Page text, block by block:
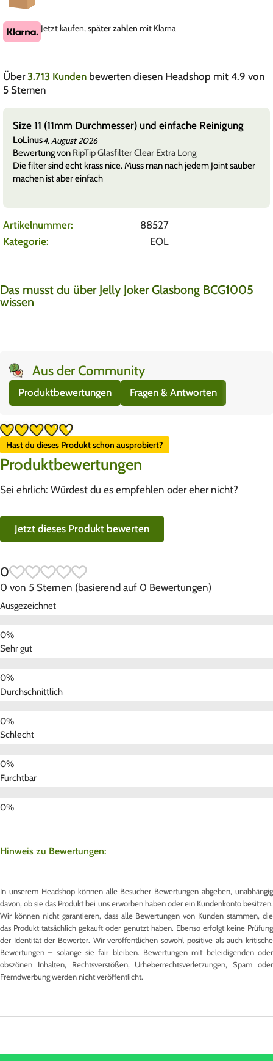
Jetzt kaufen,später zahlen mit Klarna
Über3.713 Kunden bewerten diesen Headshop mit 4.9 von
5 Sternen
Size 11 (11mm Durchmesser) und einfache Reinigung
LoLinus4. August 2026
Bewertung von RipTip Glasfilter Clear Extra Long
Die filter sind echt krass nice. Muss man nach jedem Joint sauber
machen ist aber einfach
Artikelnummer:
88527
Kategorie:
EOL
Das musst du über Jelly Joker Glasbong BCG1005
wissen
Aus der Community
Produktbewertungen Fragen & Antworten
Hast du dieses Produkt schon ausprobiert?
Produktbewertungen
Sei ehrlich: Würdest du es empfehlen oder eher nicht?
Jetzt dieses Produkt bewerten
0
0 von 5 Sternen (basierend auf 0 Bewertungen)
Ausgezeichnet
Sehr gut
Durchschnittlich
Schlecht
Furchtbar
Hinweis zu Bewertungen:
In unserem Headshop können alle Besucher Bewertungen abgeben, unabhängig
davon, ob sie das Produkt bei uns erworben haben oder ein Kundenkonto besitzen.
Wir können nicht garantieren, dass alle Bewertungen von Kunden stammen, die
das Produkt tatsächlich gekauft oder genutzt haben. Ebenso erfolgt keine Prüfung
der Identität der Bewerter. Wir veröffentlichen sowohl positive als auch kritische
Bewertungen – solange sie fair bleiben. Bewertungen mit beleidigenden oder
obszönen Inhalten, Rechtsverstößen, Urheberrechtsverletzungen, Spam oder
Fremdwerbung werden nicht veröffentlicht.